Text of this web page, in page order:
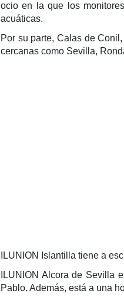
ocio en la que los
acuáticas.
Por su parte, Calas de
cercanas como Sevilla,
ILUNION Islantilla tiene a
ILUNION Alcora de Sevilla
Pablo. Además, está a una